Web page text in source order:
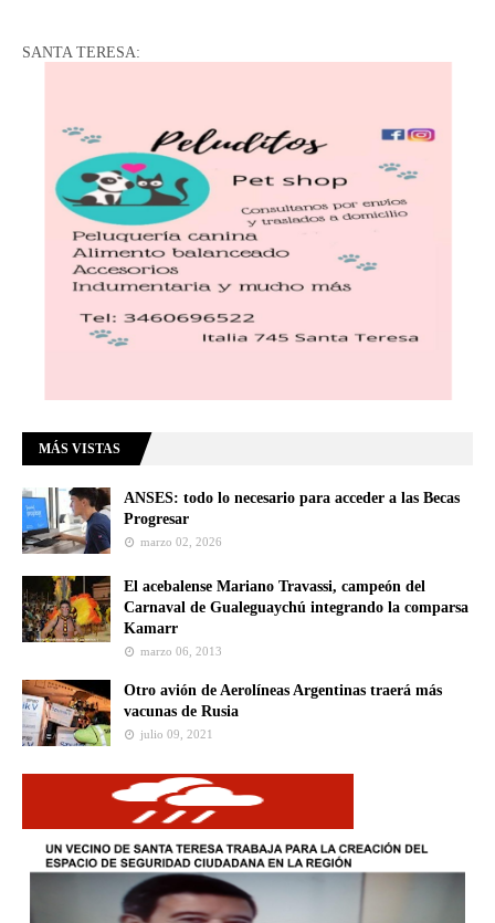
SANTA TERESA:
MÁS VISTAS
ANSES: todo lo necesario para acceder a las Becas
Progresar
marzo 02, 2026
El acebalense Mariano Travassi, campeón del
Carnaval de Gualeguaychú integrando la comparsa
Kamarr
marzo 06, 2013
Otro avión de Aerolíneas Argentinas traerá más
vacunas de Rusia
julio 09, 2021